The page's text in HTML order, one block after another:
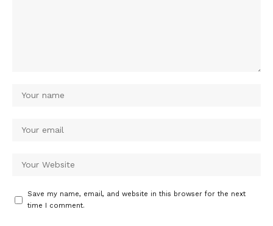
Save my name, email, and website in this browser for the next
time I comment.